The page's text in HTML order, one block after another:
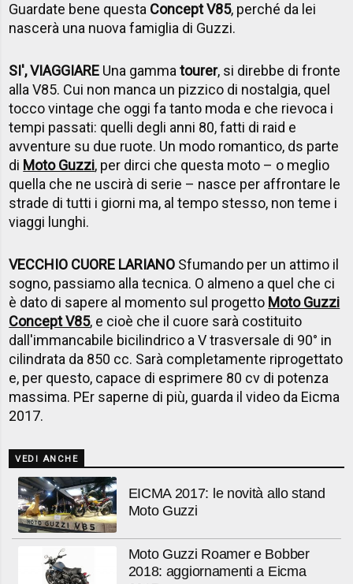
Guardate bene questa Concept V85, perché da lei
nascerà una nuova famiglia di Guzzi.
SI', VIAGGIARE Una gammatourer, si direbbe di fronte
alla V85. Cui non manca un pizzico di nostalgia, quel
tocco vintage che oggi fa tanto moda e che rievoca i
tempi passati: quelli degli anni 80, fatti di raid e
avventure su due ruote. Un modo romantico, ds parte
di Moto Guzzi, per dirci che questa moto – o meglio
quella che ne uscirà di serie – nasce per affrontare le
strade di tutti i giorni ma, al tempo stesso, non teme i
viaggi lunghi.
VECCHIO CUORE LARIANO Sfumando per un attimo il
sogno, passiamo alla tecnica. O almeno a quel che ci
è dato di sapere al momento sul progetto Moto Guzzi
Concept V85, e cioè che il cuore sarà costituito
dall'immancabile bicilindrico a V trasversale di 90° in
cilindrata da 850 cc. Sarà completamente riprogettato
e, per questo, capace di esprimere 80 cv di potenza
massima. PEr saperne di più, guarda il video da Eicma
2017.
VEDI ANCHE
EICMA 2017: le novità allo stand
Moto Guzzi
Moto Guzzi Roamer e Bobber
2018: aggiornamenti a Eicma